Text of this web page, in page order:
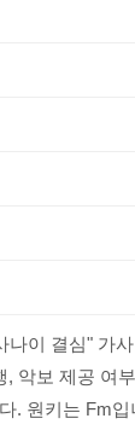
나이 결심" 가
, 악보 제공 여
. 원키는 Fm